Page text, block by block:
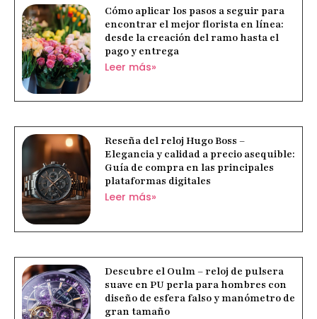
Cómo aplicar los pasos a seguir para
encontrar el mejor florista en línea:
desde la creación del ramo hasta el
pago y entrega
Leer más»
Reseña del reloj Hugo Boss –
Elegancia y calidad a precio asequible:
Guía de compra en las principales
plataformas digitales
Leer más»
Descubre el Oulm – reloj de pulsera
suave en PU perla para hombres con
diseño de esfera falso y manómetro de
gran tamaño